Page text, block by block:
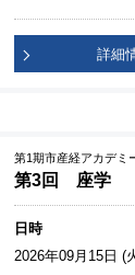
詳細
第1期市産経アカデミ
第3回 座学
日時
2026年09月15日 (